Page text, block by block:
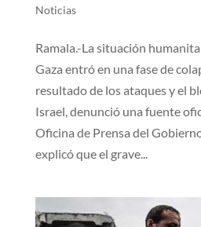
Noticias
Ramala.-La situación
Gaza entró en una fase de
resultado de los ataques y el
Israel, denunció una fuente
Oficina de Prensa del
explicó que el grave...